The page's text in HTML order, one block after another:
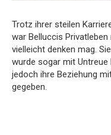
Trotz ihrer steilen
war Belluccis
vielleicht denken mag.
wurde sogar mit
jedoch ihre Beziehung
gegeben.